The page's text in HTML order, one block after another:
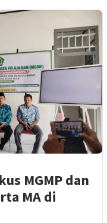
MGMP dan
MA di